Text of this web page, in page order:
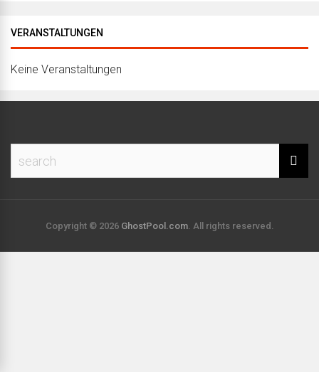
VERANSTALTUNGEN
Keine Veranstaltungen
Copyright © 2026 GhostPool.com. All rights reserved.